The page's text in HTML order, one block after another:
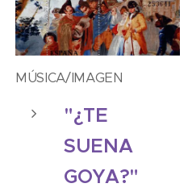
MÚSICA/IMAGEN
"¿TE
SUENA
GOYA?"